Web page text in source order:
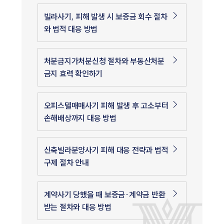
빌라사기, 피해 발생 시 보증금 회수 절차
와 법적 대응 방법
처분금지가처분신청 절차와 부동산처분
금지 효력 확인하기
오피스텔매매사기 피해 발생 후 고소부터
손해배상까지 대응 방법
신축빌라분양사기 피해 대응 전략과 법적
구제 절차 안내
계약사기 당했을 때 보증금·계약금 반환
받는 절차와 대응 방법